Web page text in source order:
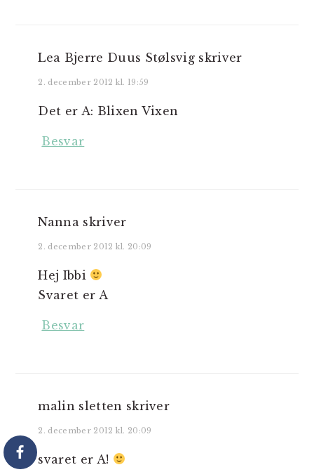
Lea Bjerre Duus Stølsvig skriver
2. december 2012 kl. 19:59
Det er A: Blixen Vixen
Besvar
Nanna skriver
2. december 2012 kl. 20:09
Hej Ibbi
Svaret er A
Besvar
malin sletten skriver
2. december 2012 kl. 20:09
svaret er A!